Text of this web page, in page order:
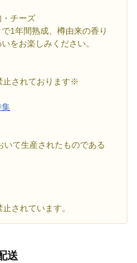
チーズ
1年間熟成、樽由来の香り
をお楽しみください。
止されております※
集
て生産されたものである
されています。
送